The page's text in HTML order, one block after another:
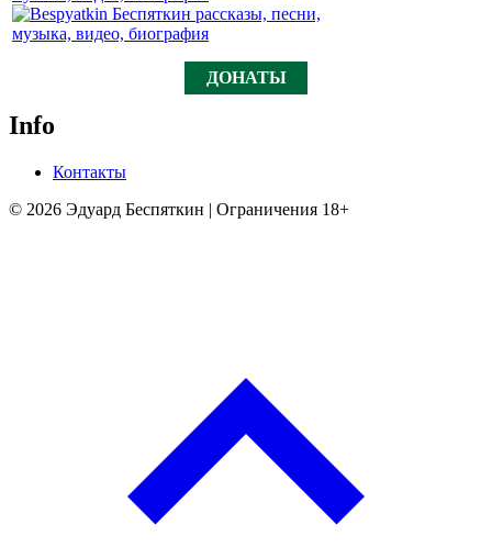
ДОНАТЫ
Info
Контакты
© 2026 Эдуард Беспяткин | Ограничения 18+